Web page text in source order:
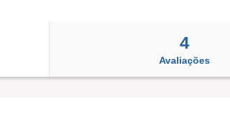
4
Avaliações